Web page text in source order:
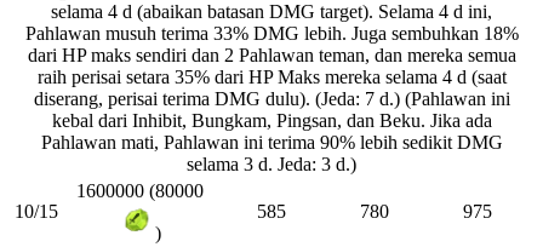
selama 4 d (abaikan batasan DMG target). Selama 4 d ini,
Pahlawan musuh terima 33% DMG lebih. Juga sembuhkan 18%
dari HP maks sendiri dan 2 Pahlawan teman, dan mereka semua
raih perisai setara 35% dari HP Maks mereka selama 4 d (saat
diserang, perisai terima DMG dulu). (Jeda: 7 d.) (Pahlawan ini
kebal dari Inhibit, Bungkam, Pingsan, dan Beku. Jika ada
Pahlawan mati, Pahlawan ini terima 90% lebih sedikit DMG
selama 3 d. Jeda: 3 d.)
10/15
1600000 (80000
)
585 780 975